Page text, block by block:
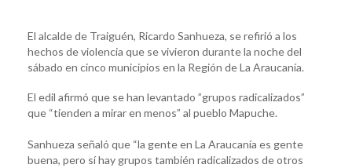
El alcalde de Traiguén, Ricardo Sanhueza, se refirió a los
hechos de violencia que se vivieron durante la noche del
sábado en cinco municipios en la Región de La Araucanía.
El edil afirmó que se han levantado ”grupos radicalizados”
que “tienden a mirar en menos” al pueblo Mapuche.
Sanhueza señaló que “la gente en La Araucanía es gente
buena, pero sí hay grupos también radicalizados de otros